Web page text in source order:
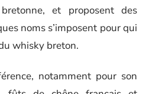
et proposent des
noms s’imposent pour qui
whisky breton.
notamment pour son